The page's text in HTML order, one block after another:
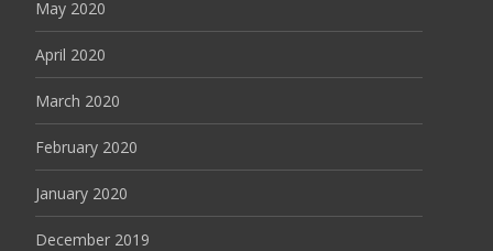
May 2020
April 2020
March 2020
February 2020
January 2020
December 2019